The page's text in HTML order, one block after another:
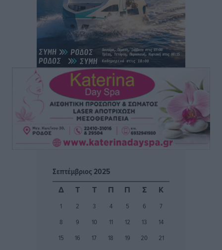
αύριο Παρασκευή 7 Αυγούστου
Τοπικές Ειδήσεις πριν 2 ώρες
ΑΕΡΑ: Δεν σταματάει να ενισχύεται, νέο απόκτημα ο
Μητρόπουλος
Αθλητικά• πριν 3 ώρες
Κλεάνθης: Δουλειές μετά ευχαριστιών στο γήπεδο,
ατομικό για δύο
Αθλητικά πριν 3 ώρες
Φοίβος: Εν αναμονή του Νίκου Λαζίδη
Ιάλυσος Β’: Νωρίς νωρίς μπήκαν στα βάσανα της
πριν 3 ώρες
Εθνικός Αρχίπολης: Μεγάλο βήμα προόδου η ίδρυση
Σεπτέμβριος 2025
Δ
Τ Τ Π Π Σ Κ
1 2 3 4 5 6
7
8
9 10 11 12 13
14
15
16 17 18 19 20
21